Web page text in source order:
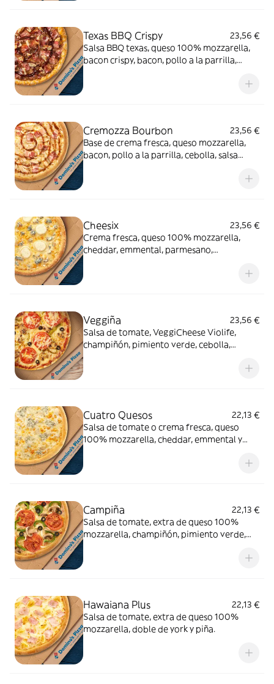
Texas BBQ Crispy
23,56 €
Salsa BBQ texas, queso 100% mozzarella,
bacon crispy, bacon, pollo a la parrilla,
Cremozza Bourbon
23,56 €
Base de crema fresca, queso mozzarella,
bacon, pollo a la parrilla, cebolla, salsa
Cheesix
23,56 €
Crema fresca, queso 100% mozzarella,
cheddar, emmental, parmesano,
Veggiña
23,56 €
Salsa de tomate, VeggiCheese Violife,
champiñón, pimiento verde, cebolla,
Cuatro Quesos
22,13 €
Salsa de tomate o crema fresca, queso
100% mozzarella, cheddar, emmental y
Campiña
22,13 €
Salsa de tomate, extra de queso 100%
mozzarella, champiñón, pimiento verde,
Hawaiana Plus
22,13 €
Salsa de tomate, extra de queso 100%
mozzarella, doble de york y piña.